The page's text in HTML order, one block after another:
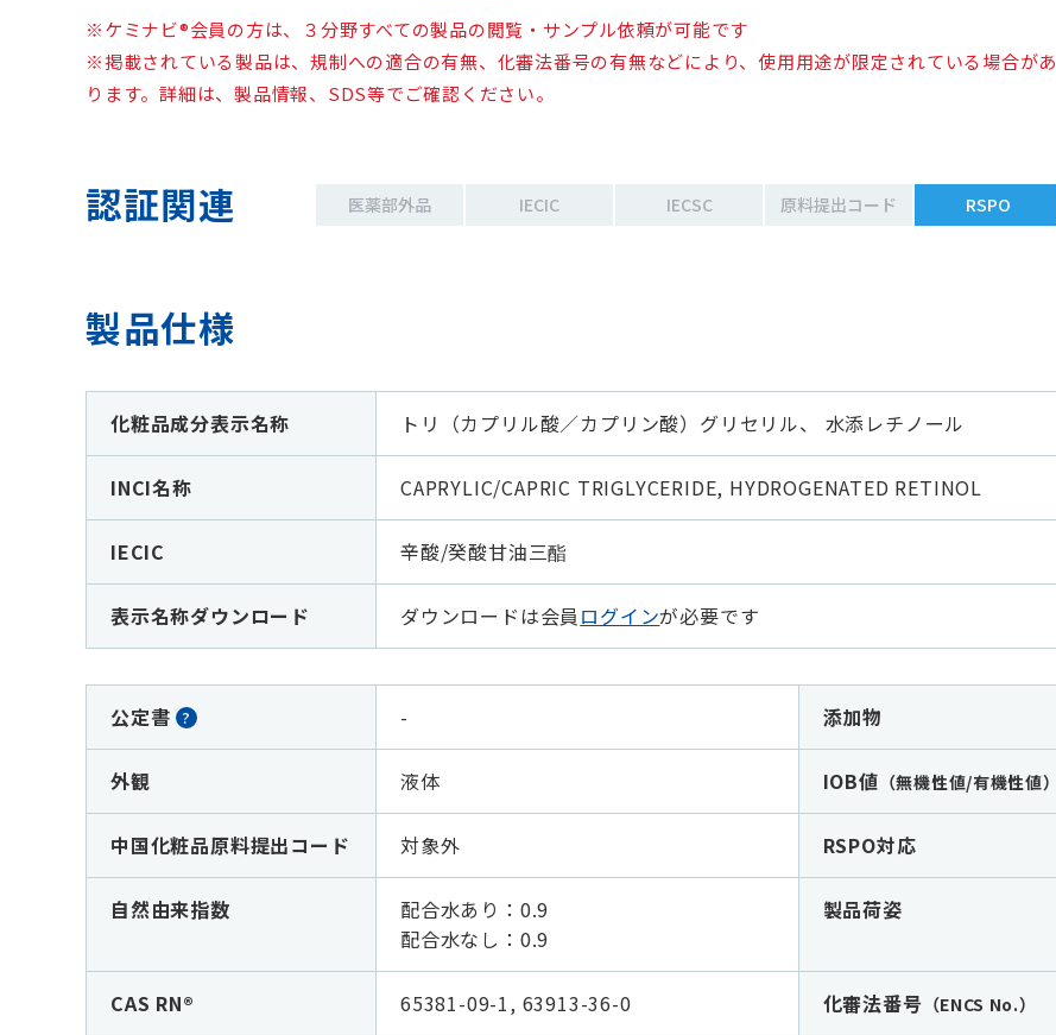
※ケミナビ®会員の方は、３分野すべての製品の閲覧・サンプル依頼が可能です
※掲載されている製品は、規制への適合の有無、化審法番号の有無などにより、使用用途が限定されている場合があ
ります。詳細は、製品情報、SDS等でご確認ください。
認証関連 医薬部外品 IECIC IECSC 原料提出コード RSPO
製品仕様
化粧品成分表示名称 トリ（カプリル酸／カプリン酸）グリセリル、 水添レチノール
INCI名称 CAPRYLIC/CAPRIC TRIGLYCERIDE, HYDROGENATED RETINOL
IECIC 辛酸/癸酸甘油三酯
表示名称ダウンロード ダウンロードは会員 ログインが必要です
公定書 ? - 添加物
外観 液体 IOB値 （無機性値/有機性値）
中国化粧品原料提出コード 対象外 RSPO対応
自然由来指数
配合水あり：0.9
配合水なし： 0.9
製品荷姿
CAS RN® 65381-09-1, 63913-36-0 化審法番号 （ENCS No.）